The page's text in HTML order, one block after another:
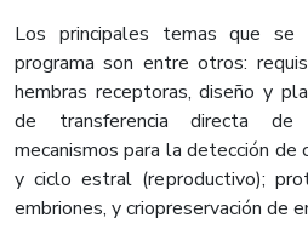
Los principales temas que
programa son entre otros:
hembras receptoras, diseño y
de transferencia directa de
mecanismos para la detección de
y ciclo estral (reproductivo);
embriones, y criopreservación de